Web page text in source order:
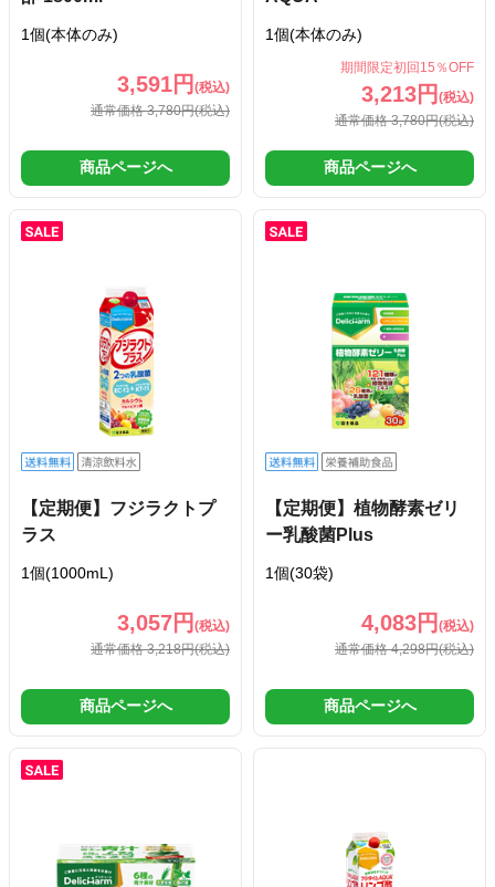
1個(本体のみ)
3,591円 (税込)
通常価格 3,780円(税込)
商品ページへ
1個(本体のみ)
期間限定初回15％OFF
3,213円 (税込)
通常価格 3,780円(税込)
商品ページへ
【定期便】フジラクトプ
ラス
1個(1000mL)
3,057円 (税込)
通常価格 3,218円(税込)
商品ページへ
【定期便】植物酵素ゼリ
ー乳酸菌Plus
1個(30袋)
4,083円 (税込)
通常価格 4,298円(税込)
商品ページへ